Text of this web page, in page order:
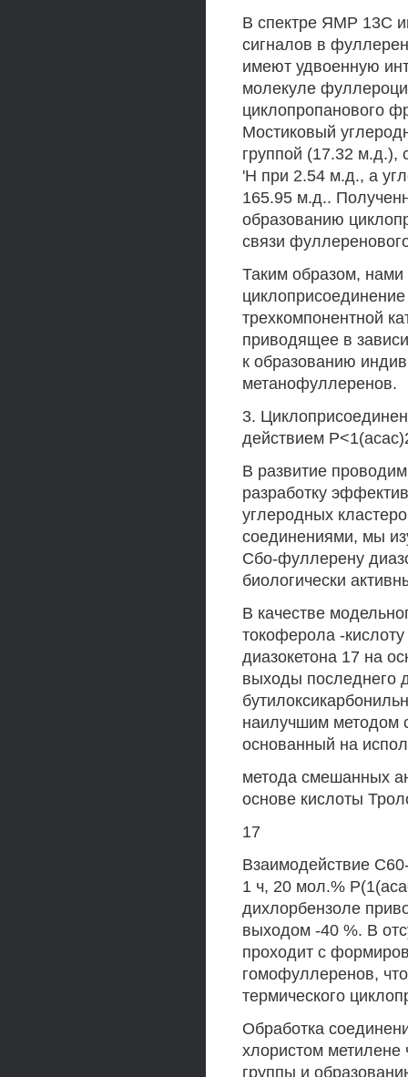
В спектре ЯМР 13С
сигналов в
имеют удвоенную
молекуле
циклопропанового
Мостиковый
группой (17.32 м.д.),
'Н при 2.54 м.д., а
165.95 м.д..
образованию
связи
Таким образом, нами
трехкомпонентной
приводящее в
к образованию
метанофуллеренов.
3.
действием
В развитие
разработку
углеродных
соединениями, мы
Сбо-фуллерену
биологически
В качестве
токоферола -
диазокетона 17 на
выходы последнего
наилучшим методом
основанный на
метода смешанных
основе кислоты
17
Взаимодействие
1 ч, 20 мол.%
дихлорбензоле
выходом -40 %. В
проходит с
гомофуллеренов,
термического
Обработка
хлористом метилене
группы и